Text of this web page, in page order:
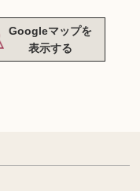
Googleマップを
表示する